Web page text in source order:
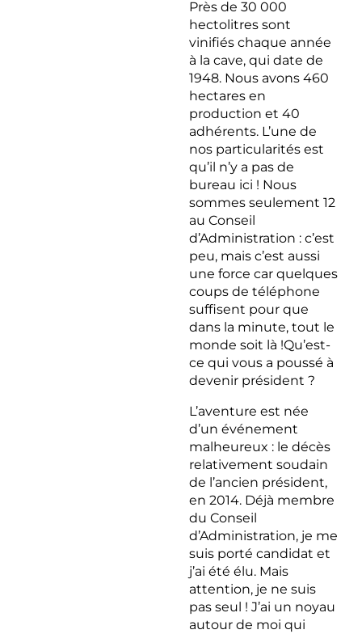
Près de 30 000
hectolitres sont
vinifiés chaque année
à la cave, qui date de
1948. Nous avons 460
hectares en
production et 40
adhérents. L’une de
nos particularités est
qu’il n’y a pas de
bureau ici ! Nous
sommes seulement 12
au Conseil
d’Administration : c’est
peu, mais c’est aussi
une force car quelques
coups de téléphone
suffisent pour que
dans la minute, tout le
monde soit là !Qu’est-
ce qui vous a poussé à
devenir président ?
L’aventure est née
d’un événement
malheureux : le décès
relativement soudain
de l’ancien président,
en 2014. Déjà membre
du Conseil
d’Administration, je me
suis porté candidat et
j’ai été élu. Mais
attention, je ne suis
pas seul ! J’ai un noyau
autour de moi qui